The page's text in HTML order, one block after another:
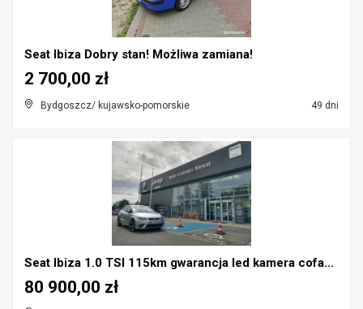
Seat Ibiza Dobry stan! Możliwa zamiana!
Bydgoszcz/ kujawsko-pomorskie 49 dni
2 700,00 zł
Seat Ibiza 1.0 TSI 115km gwarancja led kamera cofa...
80 900,00 zł